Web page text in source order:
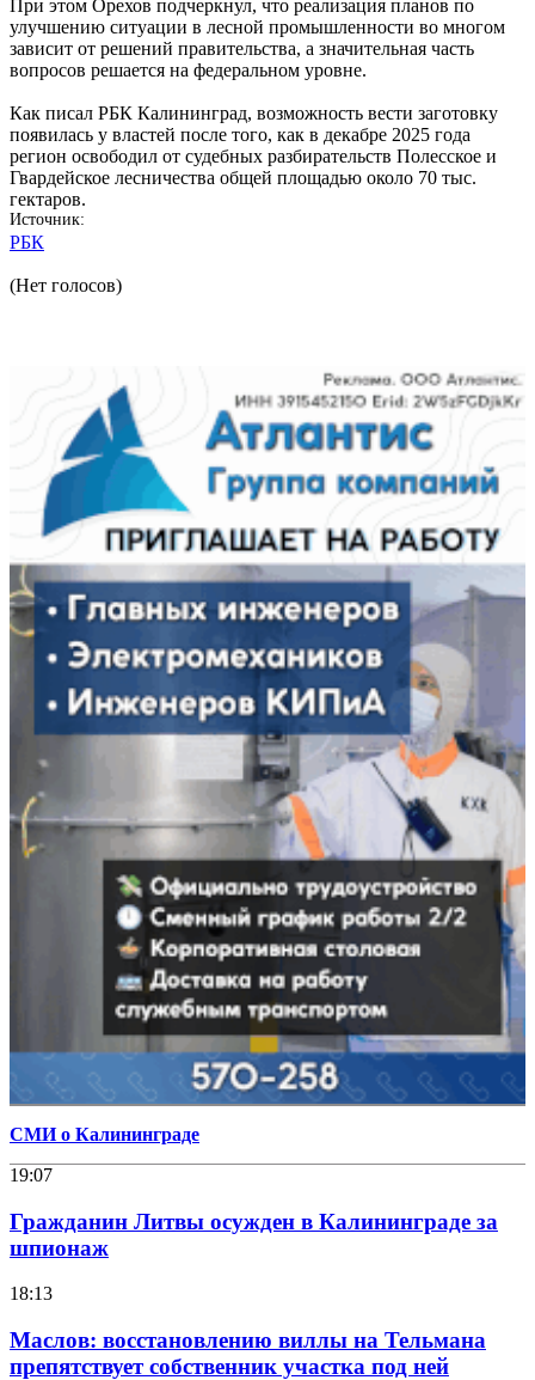
При этом Орехов подчеркнул, что реализация планов по
улучшению ситуации в лесной промышленности во многом
зависит от решений правительства, а значительная часть
вопросов решается на федеральном уровне.
Как писал РБК Калининград, возможность вести заготовку
появилась у властей после того, как в декабре 2025 года
регион освободил от судебных разбирательств Полесское и
Гвардейское лесничества общей площадью около 70 тыс.
гектаров.
Источник
РБК
(Нет голосов)
СМИ о Калининграде
19:07
Гражданин Литвы осужден в Калининграде за
шпионаж
18:13
Маслов: восстановлению виллы на Тельмана
препятствует собственник участка под ней